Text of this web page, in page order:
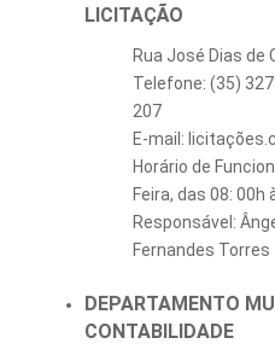
LICITAÇÃO
Rua José Dias de
Telefone: (35)
207
E-mail:
Horário de
Feira, das 08: 00h
Responsável:
Fernandes Torres
DEPARTAMENTO
CONTABILIDADE